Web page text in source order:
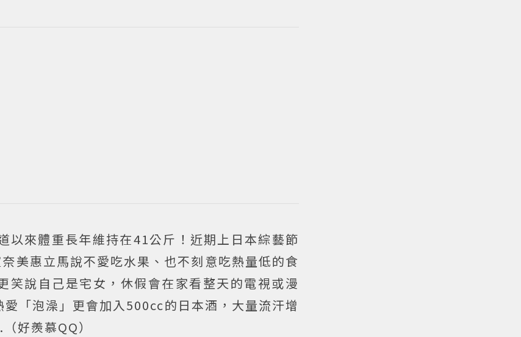
以來體重長年維持在41公斤！近期上日本綜藝節
美惠立馬說不愛吃水果、也不刻意吃熱量低的食
笑說自己是宅女，休假會在家看整天的電視或漫
「泡澡」更會加入500cc的日本酒，大量流汗增
好羨慕QQ）